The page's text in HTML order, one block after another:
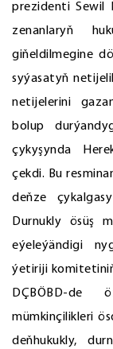
prezidenti Sewil
zenanlaryň
giňeldilmegine
syýasatyň
netijelerini
bolup
çykyşynda
çekdi. Bu
deňze
Durnukly ösüş
eýeleýändigi
ýetiriji
DÇBÖBD-de
mümkinçilikleri
deňhukukly,